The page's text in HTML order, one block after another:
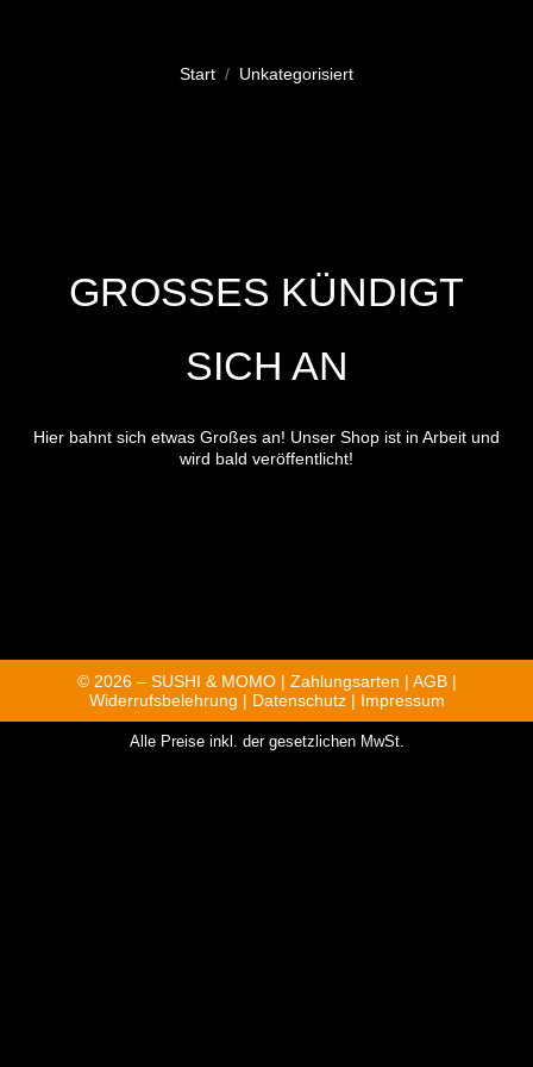
Start
Unkategorisiert
GROSSES KÜNDIGT S
ICH AN
Hier bahnt sich etwas Großes an! Unser Shop ist in Arbeit und
wird bald veröffentlicht!
© 2026 – SUSHI & MOMO | Zahlungsarten | AGB|
Widerrufsbelehrung | Datenschutz| Impressum
Alle Preise inkl. der gesetzlichen MwSt.